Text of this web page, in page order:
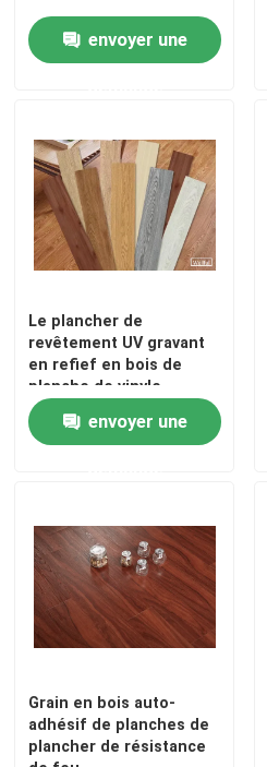
envoyer une
Le plancher de
revêtement UV gravant
en refief en bois de
planche de vinyle
imperméabilisent
l'épaisseur de 1.8mm
envoyer une
Grain en bois auto-
adhésif de planches de
plancher de résistance